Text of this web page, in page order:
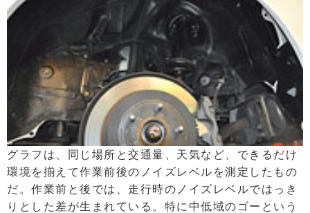
グラフは、同じ場所と交通量、天気など、できるだけ
環境を揃えて作業前後のノイズレベルを測定したもの
だ。作業前と後では、走行時のノイズレベルではっき
りとした差が生まれている。特に中低域のゴーという